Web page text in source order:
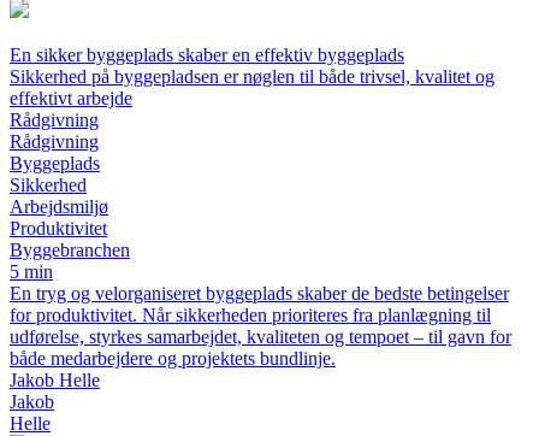
En sikker byggeplads skaber en effektiv byggeplads
Sikkerhed på byggepladsen er nøglen til både trivsel, kvalitet og
effektivt arbejde
Rådgivning
Rådgivning
Byggeplads
Sikkerhed
Arbejdsmiljø
Produktivitet
Byggebranchen
5 min
En tryg og velorganiseret byggeplads skaber de bedste betingelser
for produktivitet. Når sikkerheden prioriteres fra planlægning til
udførelse, styrkes samarbejdet, kvaliteten og tempoet – til gavn for
både medarbejdere og projektets bundlinje.
Jakob Helle
Jakob
Helle